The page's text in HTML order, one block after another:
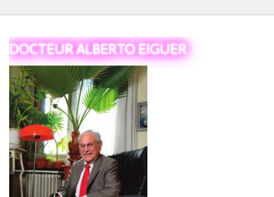
DOCTEUR ALBERTO EIGUER